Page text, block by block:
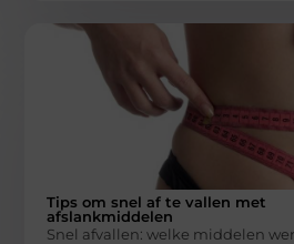
Tips om snel af te vallen met
afslankmiddelen
Snel afvallen: welke middelen